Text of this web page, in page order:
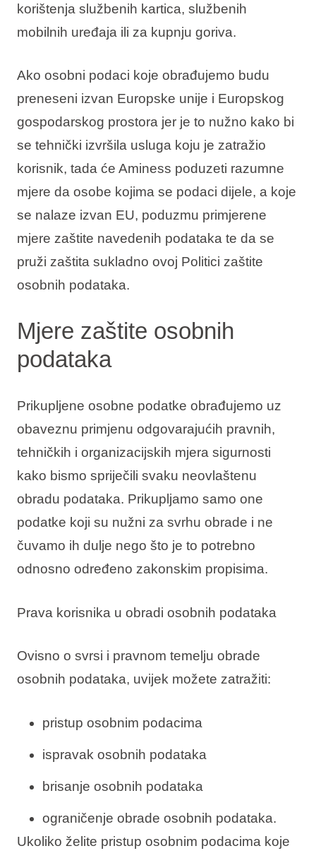
korištenja službenih kartica, službenih
mobilnih uređaja ili za kupnju goriva.
Ako osobni podaci koje obrađujemo budu
preneseni izvan Europske unije i Europskog
gospodarskog prostora jer je to nužno kako bi
se tehnički izvršila usluga koju je zatražio
korisnik, tada će Aminess poduzeti razumne
mjere da osobe kojima se podaci dijele, a koje
se nalaze izvan EU, poduzmu primjerene
mjere zaštite navedenih podataka te da se
pruži zaštita sukladno ovoj Politici zaštite
osobnih podataka.
Mjere zaštite osobnih
podataka
Prikupljene osobne podatke obrađujemo uz
obaveznu primjenu odgovarajućih pravnih,
tehničkih i organizacijskih mjera sigurnosti
kako bismo spriječili svaku neovlaštenu
obradu podataka. Prikupljamo samo one
podatke koji su nužni za svrhu obrade i ne
čuvamo ih dulje nego što je to potrebno
odnosno određeno zakonskim propisima.
Prava korisnika u obradi osobnih podataka
Ovisno o svrsi i pravnom temelju obrade
osobnih podataka, uvijek možete zatražiti:
pristup osobnim podacima
ispravak osobnih podataka
brisanje osobnih podataka
ograničenje obrade osobnih podataka.
Ukoliko želite pristup osobnim podacima koje